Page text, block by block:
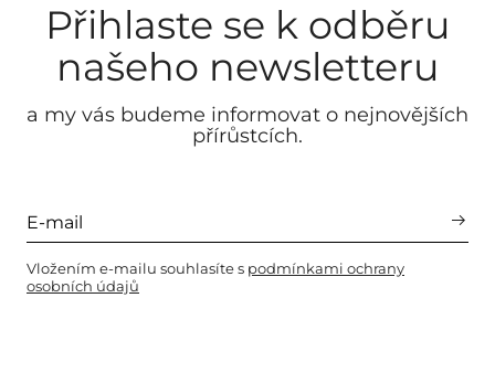
Přihlaste se k odběru
našeho newsletteru
a my vás budeme informovat o nejnovějších
přírůstcích.
Vložením e-mailu souhlasíte s podmínkami ochrany
osobních údajů